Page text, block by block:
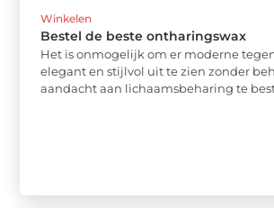
Winkelen
Bestel de beste ontharingswax
Het is onmogelijk om er moderne
elegant en stijlvol uit te zien zonder
aandacht aan lichaamsbeharing te